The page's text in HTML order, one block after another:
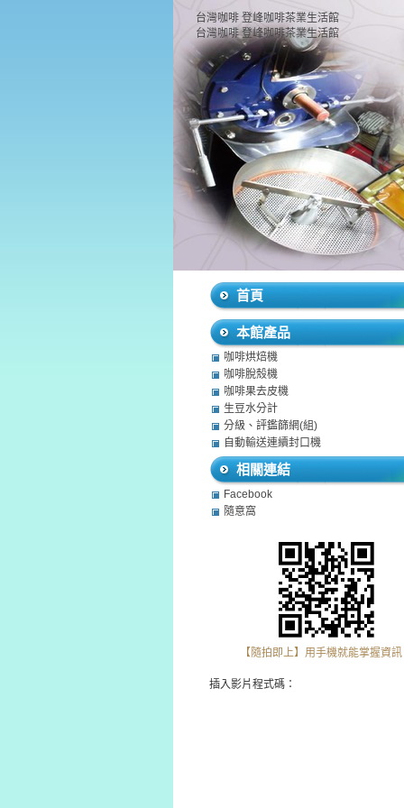
台灣咖啡 登峰咖啡茶業生活館
台灣咖啡 登峰咖啡茶業生活館
首頁
本館產品
咖啡烘焙機
咖啡脫殼機
咖啡果去皮機
生豆水分計
分級、評鑑篩網(組)
自動輸送連續封口機
相關連結
Facebook
隨意窩
【隨拍即上】用手機就能掌握資訊
插入影片程式碼：